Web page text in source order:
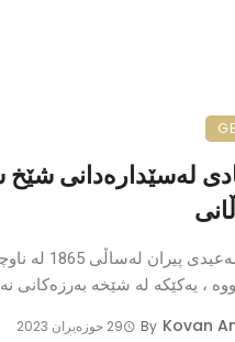
لەسێدارەدانی
شێخ سەعیدی
، یەکێکە لە شێخە بەرزەکانی
By Kovan 29 حوزه‌یران 2023